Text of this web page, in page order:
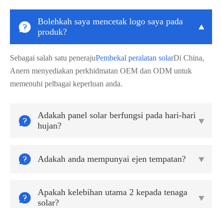

Bolehkah saya mencetak logo saya pada
produk?

Sebagai salah satu penerajuPembekal peralatan solarDi China,
Anern menyediakan perkhidmatan OEM dan ODM untuk
memenuhi pelbagai keperluan anda.

Adakah panel solar berfungsi pada hari-hari
hujan?

 Adakah anda mempunyai ejen tempatan? 

Apakah kelebihan utama 2 kepada tenaga
solar?
